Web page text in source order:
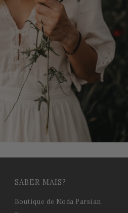
SABER MAIS?
Boutique de Moda Parsian